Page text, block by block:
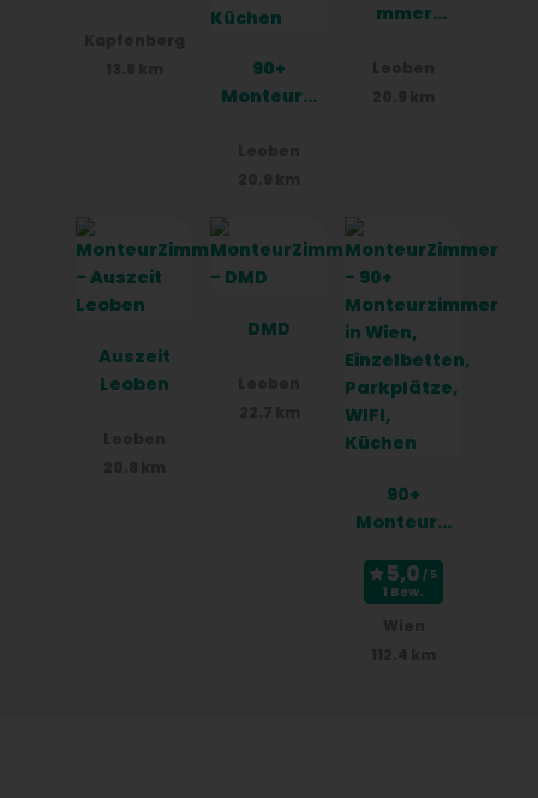
90+
Monteurzi
Parkplätz
e, WIFI,
Küchen
mmer
Auszeit
Leoben
DMD
90+
Monteurzi
Wien,
Einzelbett
1 Bew.